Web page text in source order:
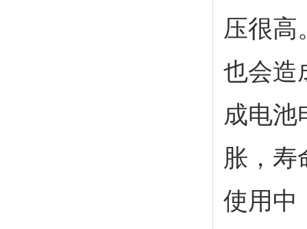
压很高
也会造
成电池
胀，寿
使用中